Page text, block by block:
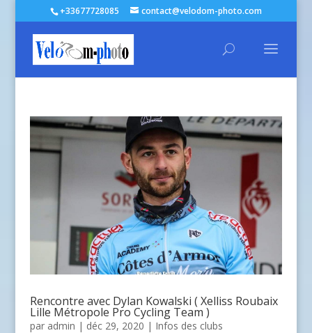
+33677728085 contact@velodom-photo.com
Rencontre avec Dylan Kowalski ( Xelliss Roubaix
Lille Métropole Pro Cycling Team )
par admin | déc 29, 2020 | Infos des clubs